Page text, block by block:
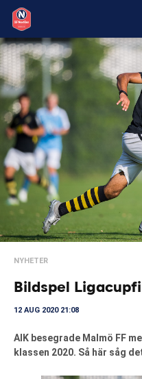
NYHETER
Bildspel
12 AUG 2020 21:08
AIK besegrade Malmö FF
klassen 2020. Så här såg